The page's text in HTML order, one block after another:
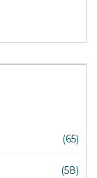
(65)
(58)